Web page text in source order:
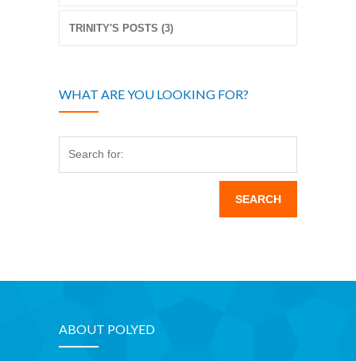
TRINITY'S POSTS (3)
WHAT ARE YOU LOOKING FOR?
Search for:
ABOUT POLYED